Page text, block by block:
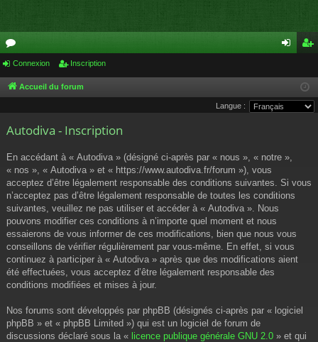
or
u
s
cri
pti
Connexion Inscription
Accueil du forum
Langue :
Autodiva - Inscription
En accédant à « Autodiva » (désigné ci-après par « nous », « notre »,
« nos », « Autodiva » et « https://www.autodiva.fr/forum »), vous
acceptez d’être légalement responsable des conditions suivantes. Si vous
n’acceptez pas d’être légalement responsable de toutes les conditions
suivantes, veuillez ne pas utiliser et accéder à « Autodiva ». Nous
pouvons modifier ces conditions à n’importe quel moment et nous
essaierons de vous informer de ces modifications, bien que nous vous
conseillons de vérifier régulièrement par vous-même. En effet, si vous
continuez à participer à « Autodiva » après que des modifications aient
été effectuées, vous acceptez d’être légalement responsable des
conditions modifiées et mises à jour.
Nos forums sont développés par phpBB (désignés ci-après par « logiciel
phpBB » et « phpBB Limited ») qui est un logiciel de forum de
discussions déclaré sous la « licence publique générale GNU 2.0 » et qui